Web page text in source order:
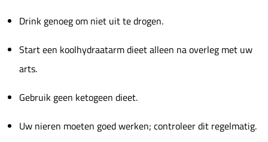
Drink genoeg om niet uit te drogen.
Start een koolhydraatarm dieet alleen na overleg met uw
arts.
Gebruik geen ketogeen dieet.
Uw nieren moeten goed werken; controleer dit regelmatig.